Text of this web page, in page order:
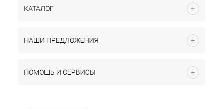
КАТАЛОГ
НАШИ ПРЕДЛОЖЕНИЯ
ПОМОЩЬ И СЕРВИСЫ